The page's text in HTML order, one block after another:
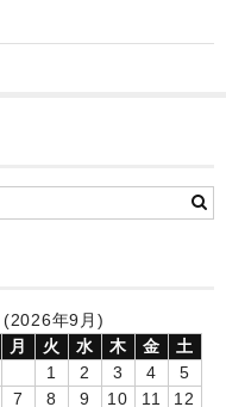
(2026年9月)
月 火 水 木 金
土
1
2 3 4
5
7 8 9 10 11 12